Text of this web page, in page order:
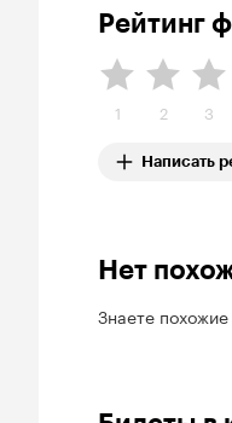
Рейтинг
1 2 3
Написать
Нет
Знаете